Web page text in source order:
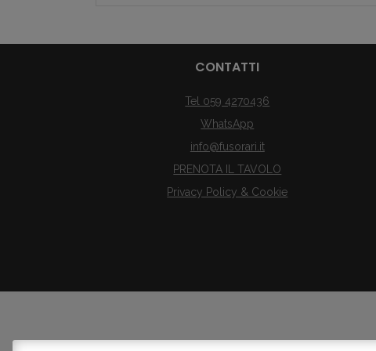
CONTATTI
Tel 059 4270436
WhatsApp
info@fusorari.it
PRENOTA IL TAVOLO
Privacy Policy & Cookie